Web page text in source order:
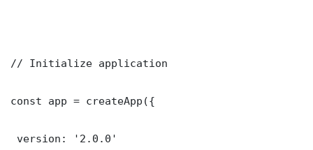
// Initialize application
const app = createApp({
version: '2.0.0'